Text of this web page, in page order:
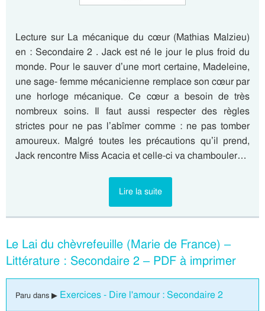
Lecture sur La mécanique du cœur (Mathias Malzieu)
en : Secondaire 2 . Jack est né le jour le plus froid du
monde. Pour le sauver d’une mort certaine, Madeleine,
une sage- femme mécanicienne remplace son cœur par
une horloge mécanique. Ce cœur a besoin de très
nombreux soins. Il faut aussi respecter des règles
strictes pour ne pas l’abîmer comme : ne pas tomber
amoureux. Malgré toutes les précautions qu’il prend,
Jack rencontre Miss Acacia et celle-ci va chambouler…
Lire la suite
Le Lai du chèvrefeuille (Marie de France) –
Littérature : Secondaire 2 – PDF à imprimer
Paru dans ▶ Exercices - Dire l'amour : Secondaire 2